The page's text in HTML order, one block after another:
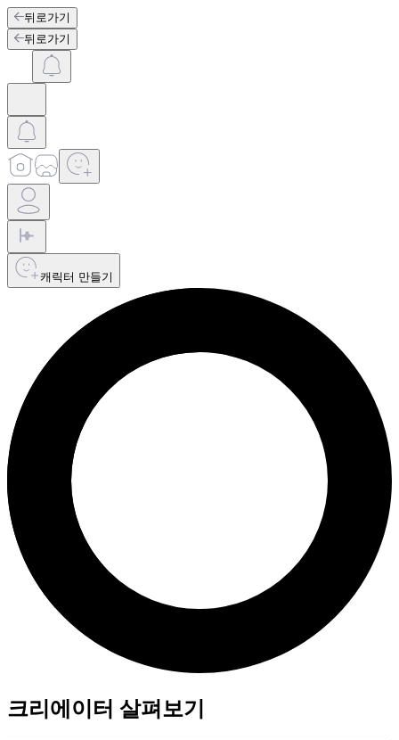
뒤로가기
뒤로가기
캐릭터 만들기
크리에이터 살펴보기